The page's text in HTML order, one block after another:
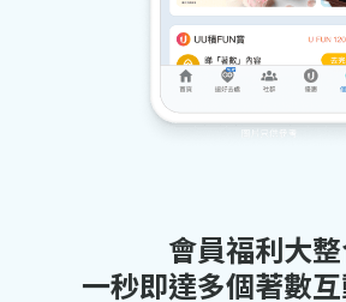
會員福利大
一秒即達多個著數互